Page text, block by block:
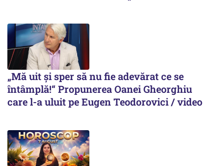
„Mă uit și sper să nu fie adevărat ce se
întâmplă!“ Propunerea Oanei Gheorghiu
care l-a uluit pe Eugen Teodorovici / video